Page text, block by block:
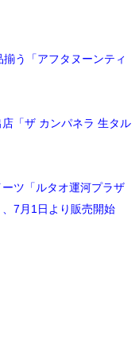
う「アフタヌーンティ
「ザ カンパネラ 生タル
ツ「ルタオ運河プラザ
7月1日より販売開始